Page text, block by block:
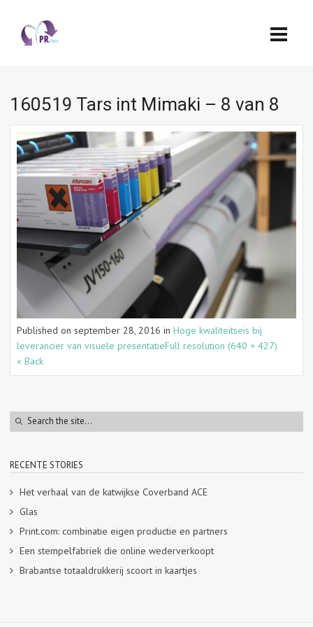
160519 Tars int Mimaki – 8 van 8
Published on september 28, 2016 in Hoge kwaliteitseis bij
leverancier van visuele presentatieFull resolution (640 × 427)
« Back
RECENTE STORIES
Het verhaal van de katwijkse Coverband ACE
Glas
Print.com: combinatie eigen productie en partners
Een stempelfabriek die online wederverkoopt
Brabantse totaaldrukkerij scoort in kaartjes